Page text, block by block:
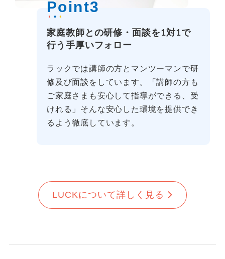
Point3
家庭教師との研修・面談を1対1で
行う手厚いフォロー
ラックでは講師の方とマンツーマンで研
修及び面談をしています。「講師の方も
ご家庭さまも安心して指導ができる、受
けれる」そんな安心した環境を提供でき
るよう徹底しています。
LUCKについて詳しく見る